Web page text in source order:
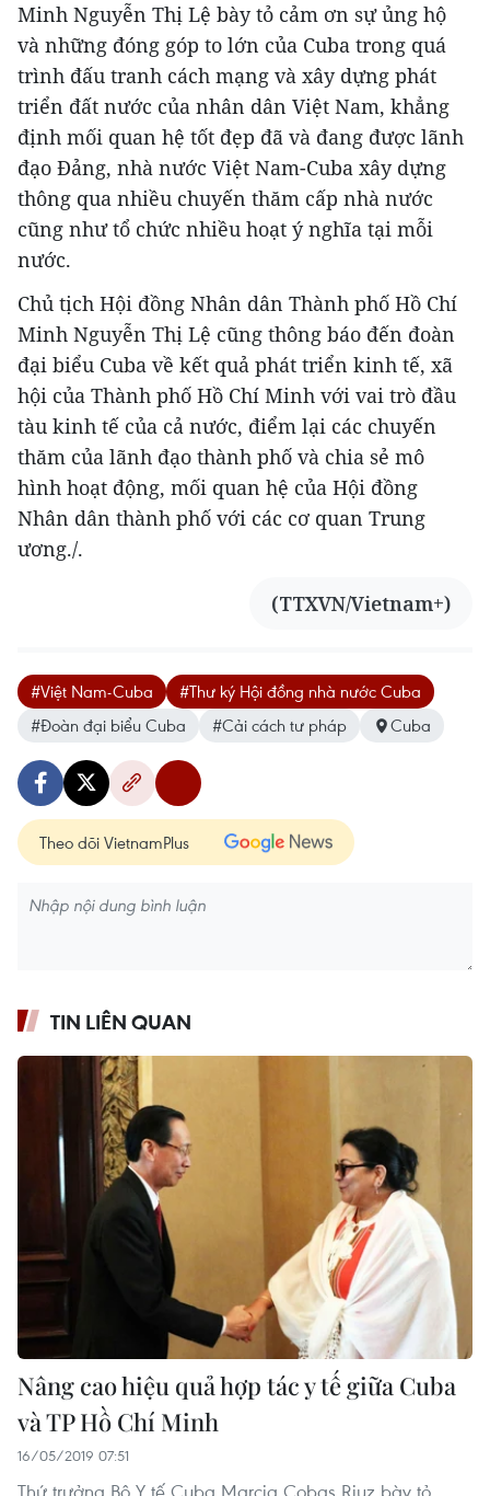
Minh Nguyễn Thị Lệ bày tỏ cảm ơn sự ủng hộ
và những đóng góp to lớn của Cuba trong quá
trình đấu tranh cách mạng và xây dựng phát
triển đất nước của nhân dân Việt Nam, khẳng
định mối quan hệ tốt đẹp đã và đang được lãnh
đạo Đảng, nhà nước Việt Nam-Cuba xây dựng
thông qua nhiều chuyến thăm cấp nhà nước
cũng như tổ chức nhiều hoạt ý nghĩa tại mỗi
nước.
Chủ tịch Hội đồng Nhân dân Thành phố Hồ Chí
Minh Nguyễn Thị Lệ cũng thông báo đến đoàn
đại biểu Cuba về kết quả phát triển kinh tế, xã
hội của Thành phố Hồ Chí Minh với vai trò đầu
tàu kinh tế của cả nước, điểm lại các chuyến
thăm của lãnh đạo thành phố và chia sẻ mô
hình hoạt động, mối quan hệ của Hội đồng
Nhân dân thành phố với các cơ quan Trung
ương./.
(TTXVN/Vietnam+)
#Việt Nam-Cuba
#Thư ký Hội đồng nhà nước Cuba
#Đoàn đại biểu Cuba
#Cải cách tư pháp Cuba
Theo dõi VietnamPlus
TIN LIÊN QUAN
Nâng cao hiệu quả hợp tác y tế giữa Cuba
và TP Hồ Chí Minh
16/05/2019 07:51